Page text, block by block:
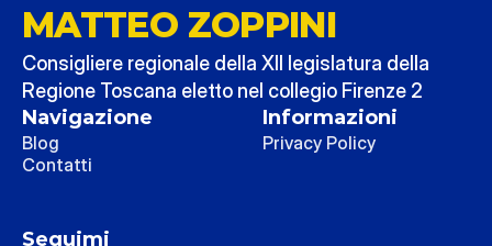
MATTEO ZOPPINI
Consigliere regionale della XII legislatura della
Regione Toscana eletto nel collegio Firenze 2
Navigazione
Blog
Contatti
Informazioni
Privacy Policy
Seguimi